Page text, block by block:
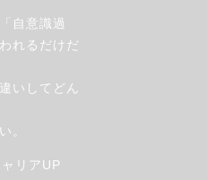
自意識過
れるだけだ
いしてどん
。
リアUP